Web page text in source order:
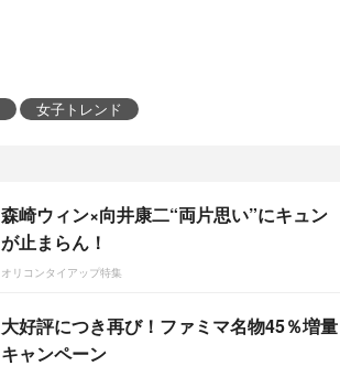
女子トレンド
森崎ウィン×向井康二“両片思い”にキュン
が止まらん！
オリコンタイアップ特集
大好評につき再び！ファミマ名物45％増量
キャンペーン